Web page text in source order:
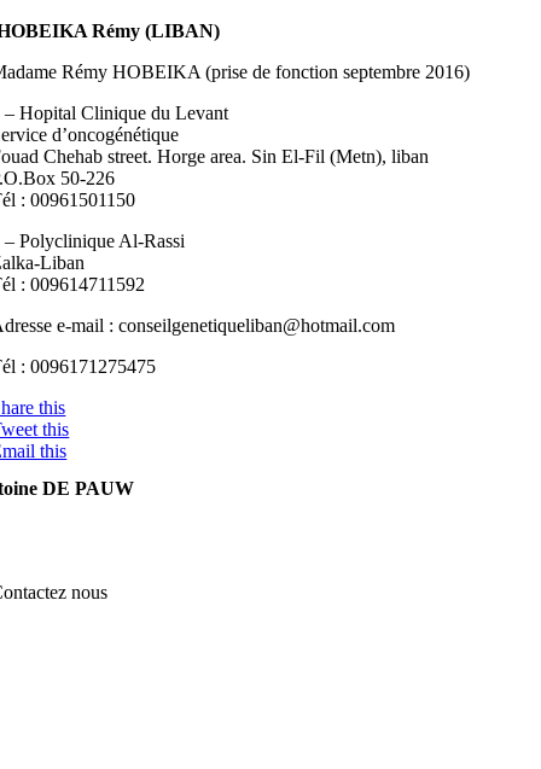
Rémy (LIBAN)
Rémy HOBEIKA (prise de fonction septembre 2016)
– Hopital Clinique du Levant
d’oncogénétique
Chehab street. Horge area. Sin El-Fil (Metn), liban
50-226
: 00961501150
– Polyclinique Al-Rassi
Liban
: 009614711592
e-mail : conseilgenetiqueliban@hotmail.com
: 0096171275475
this
this
this
DE PAUW
nous